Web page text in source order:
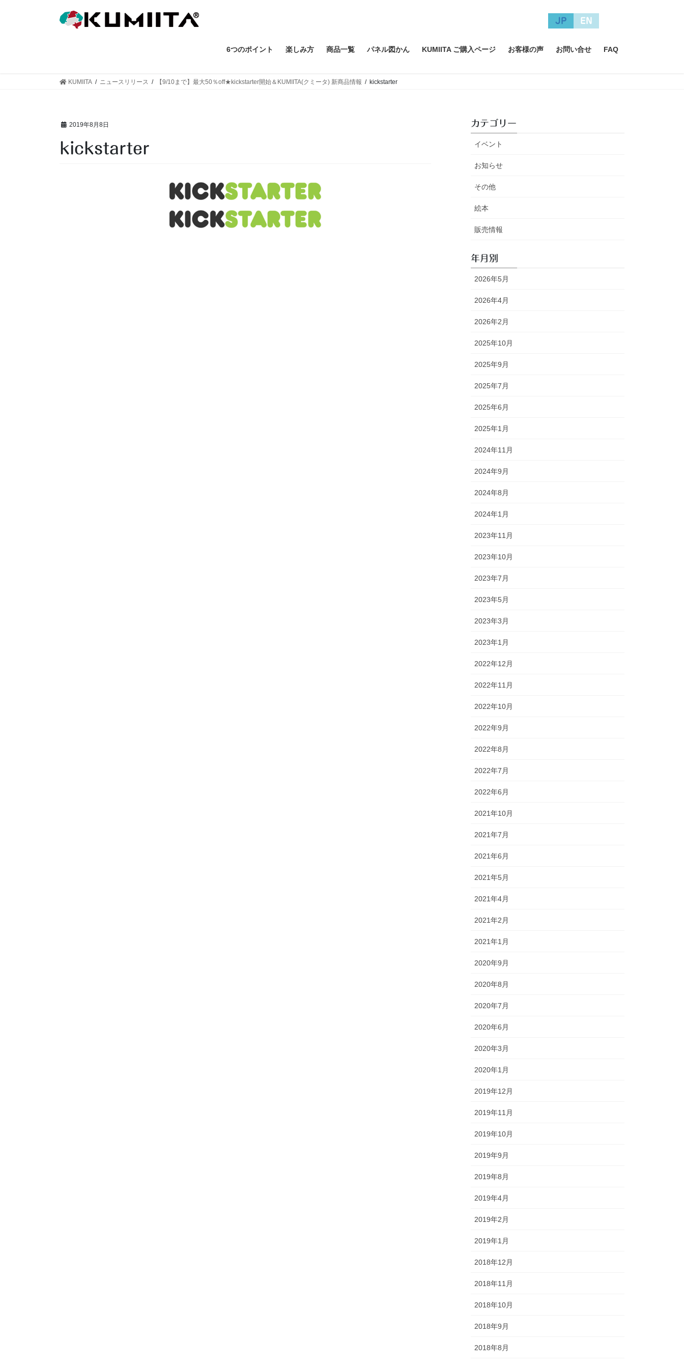
JP EN
6つのポイント 楽しみ方 商品一覧 パネル図かん KUMIITA ご購入ページ お客様の声 お問い合せ FAQ
KUMIITA ニュースリリース 【9/10まで】最大50％off★kickstarter開始＆KUMIITA(クミータ) 新商品情報 kickstarter
2019年8月8日
kickstarter
カテゴリー
イベント
お知らせ
その他
絵本
販売情報
年月別
2026年5月
2026年4月
2026年2月
2025年10月
2025年9月
2025年7月
2025年6月
2025年1月
2024年11月
2024年9月
2024年8月
2024年1月
2023年11月
2023年10月
2023年7月
2023年5月
2023年3月
2023年1月
2022年12月
2022年11月
2022年10月
2022年9月
2022年8月
2022年7月
2022年6月
2021年10月
2021年7月
2021年6月
2021年5月
2021年4月
2021年2月
2021年1月
2020年9月
2020年8月
2020年7月
2020年6月
2020年3月
2020年1月
2019年12月
2019年11月
2019年10月
2019年9月
2019年8月
2019年4月
2019年2月
2019年1月
2018年12月
2018年11月
2018年10月
2018年9月
2018年8月